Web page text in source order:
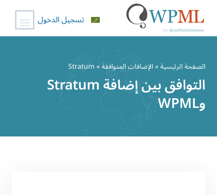
المحتوى
تسجيل الدخول
الصفحة الرئيسية»الإضافات المتوافقة» Stratum
التوافق بين إضافة Stratum
وWPML